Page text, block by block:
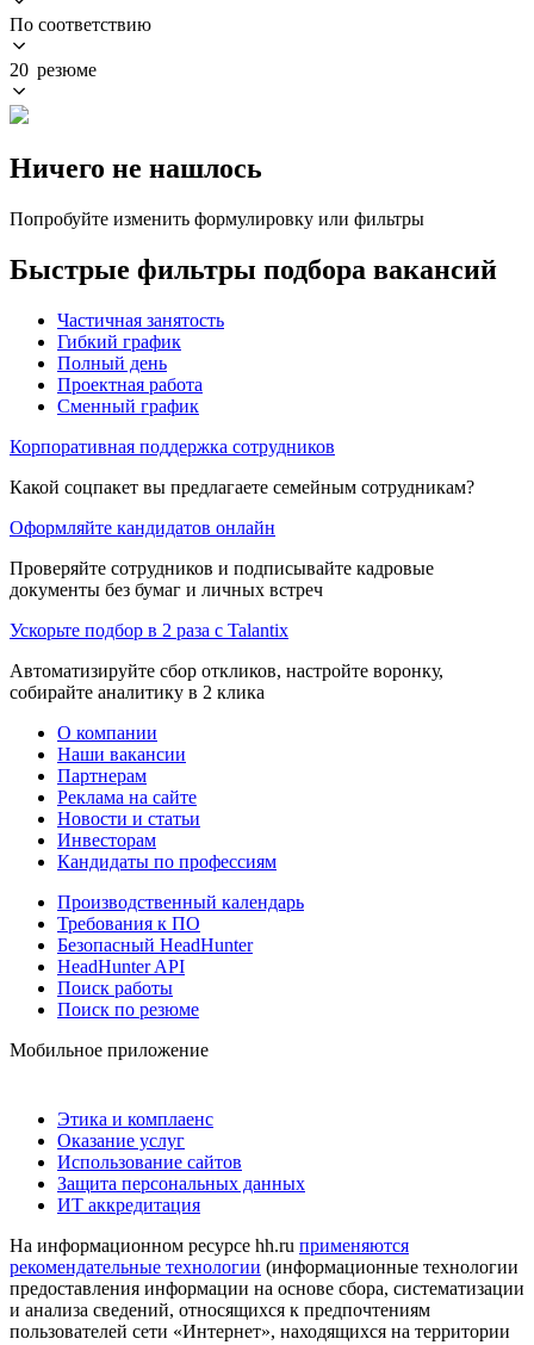
По соответствию
20 резюме
Ничего не нашлось
Попробуйте изменить формулировку или фильтры
Быстрые фильтры подбора вакансий
Частичная занятость
Гибкий график
Полный день
Проектная работа
Сменный график
Корпоративная поддержка сотрудников
Какой соцпакет вы предлагаете семейным сотрудникам?
Оформляйте кандидатов онлайн
Проверяйте сотрудников и подписывайте кадровые
документы без бумаг и личных встреч
Ускорьте подбор в 2 раза с Talantix
Автоматизируйте сбор откликов, настройте воронку,
собирайте аналитику в 2 клика
О компании
Наши вакансии
Партнерам
Реклама на сайте
Новости и статьи
Инвесторам
Кандидаты по профессиям
Производственный календарь
Требования к ПО
Безопасный HeadHunter
HeadHunter API
Поиск работы
Поиск по резюме
Мобильное приложение
Этика и комплаенс
Оказание услуг
Использование сайтов
Защита персональных данных
ИТ аккредитация
На информационном ресурсе hh.ru применяются
рекомендательные технологии (информационные технологии
предоставления информации на основе сбора, систематизации
и анализа сведений, относящихся к предпочтениям
пользователей сети «Интернет», находящихся на территории